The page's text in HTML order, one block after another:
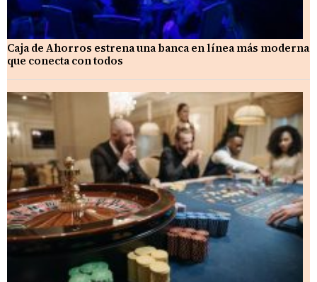
Caja de Ahorros estrena una banca en línea más moderna
que conecta con todos